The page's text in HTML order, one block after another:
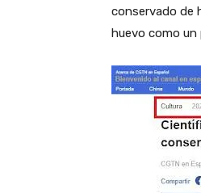
conservado de
huevo como un